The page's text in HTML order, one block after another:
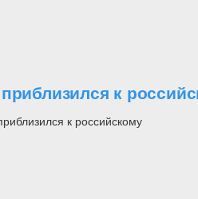
к
к российскому